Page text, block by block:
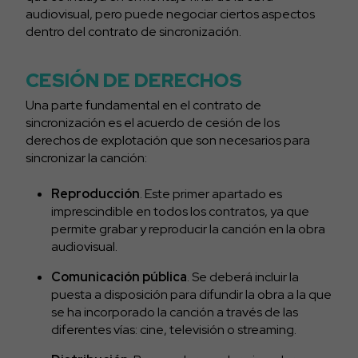
audiovisual, pero puede negociar ciertos aspectos
dentro del contrato de sincronización.
CESIÓN DE DERECHOS
Una parte fundamental en el contrato de
sincronización es el acuerdo de cesión de los
derechos de explotación que son necesarios para
sincronizar la canción:
Reproducción. Este primer apartado es
imprescindible en todos los contratos, ya que
permite grabar y reproducir la canción en la obra
audiovisual.
Comunicación pública. Se deberá incluir la
puesta a disposición para difundir la obra a la que
se ha incorporado la canción a través de las
diferentes vías: cine, televisión o streaming.